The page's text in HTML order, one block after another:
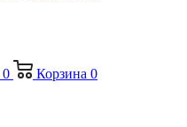
0 Корзина 0